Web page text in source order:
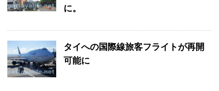
に。
タイへの国際線旅客フライトが再開
可能に